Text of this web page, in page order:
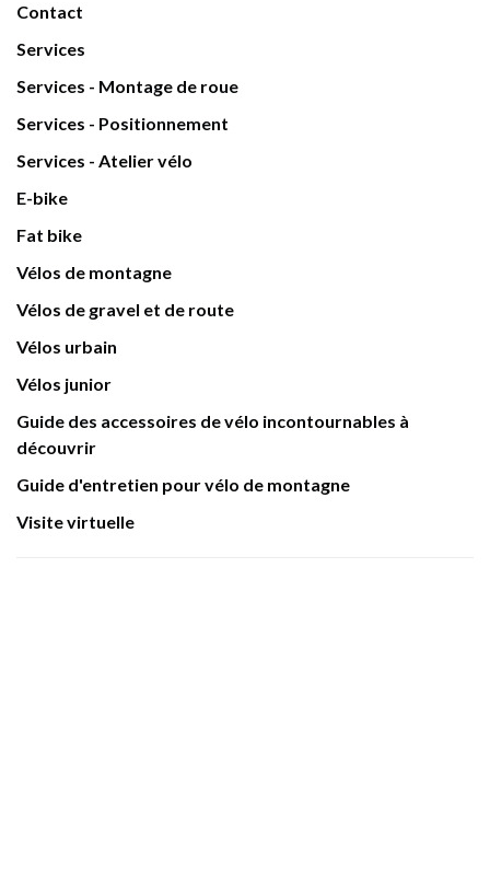
Contact
Services
Services - Montage de roue
Services - Positionnement
Services - Atelier vélo
E-bike
Fat bike
Vélos de montagne
Vélos de gravel et de route
Vélos urbain
Vélos junior
Guide des accessoires de vélo incontournables à
découvrir
Guide d'entretien pour vélo de montagne
Visite virtuelle